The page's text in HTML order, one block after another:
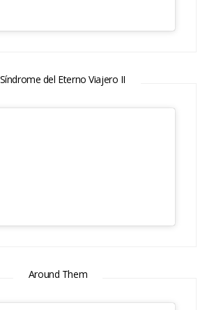
del Eterno Viajero II
Around Them